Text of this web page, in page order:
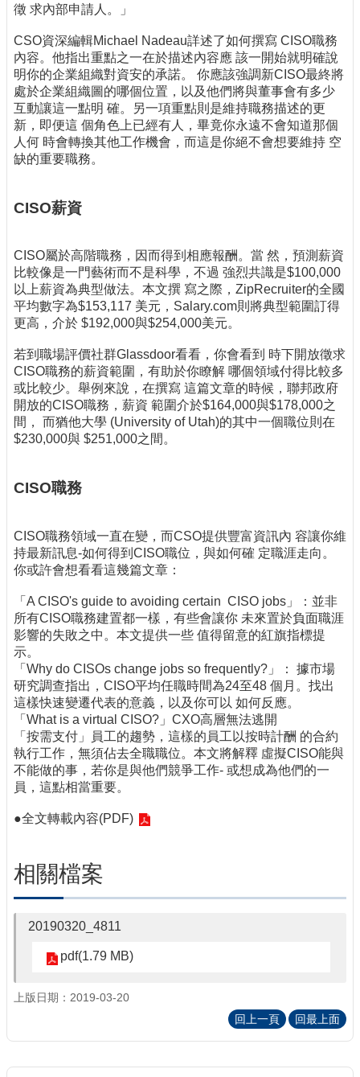
徵 求內部申請人。」
CSO資深編輯Michael Nadeau詳述了如何撰寫 CISO職務
內容。他指出重點之一在於描述內容應 該一開始就明確說
明你的企業組織對資安的承諾。 你應該強調新CISO最終將
處於企業組織圖的哪個位置，以及他們將與董事會有多少
互動讓這一點明 確。另一項重點則是維持職務描述的更
新，即便這 個角色上已經有人，畢竟你永遠不會知道那個
人何 時會轉換其他工作機會，而這是你絕不會想要維持 空
缺的重要職務。
CISO薪資
CISO屬於高階職務，因而得到相應報酬。當 然，預測薪資
比較像是一門藝術而不是科學，不過 強烈共識是$100,000
以上薪資為典型做法。本文撰 寫之際，ZipRecruiter的全國
平均數字為$153,117 美元，Salary.com則將典型範圍訂得
更高，介於 $192,000與$254,000美元。
若到職場評價社群Glassdoor看看，你會看到 時下開放徵求
CISO職務的薪資範圍，有助於你瞭解 哪個領域付得比較多
或比較少。舉例來說，在撰寫 這篇文章的時候，聯邦政府
開放的CISO職務，薪資 範圍介於$164,000與$178,000之
間， 而猶他大學 (University of Utah)的其中一個職位則在
$230,000與 $251,000之間。
CISO職務
CISO職務領域一直在變，而CSO提供豐富資訊內 容讓你維
持最新訊息-如何得到CISO職位，與如何確 定職涯走向。
你或許會想看看這幾篇文章：
「A CISO's guide to avoiding certain CISO jobs」：並非
所有CISO職務建置都一樣，有些會讓你 未來置於負面職涯
影響的失敗之中。本文提供一些 值得留意的紅旗指標提
示。
「Why do CISOs change jobs so frequently?」： 據市場
研究調查指出，CISO平均任職時間為24至48 個月。找出
這樣快速變遷代表的意義，以及你可以 如何反應。
「What is a virtual CISO?」CXO高層無法逃開
「按需支付」員工的趨勢，這樣的員工以按時計酬 的合約
執行工作，無須佔去全職職位。本文將解釋 虛擬CISO能與
不能做的事，若你是與他們競爭工作- 或想成為他們的一
員，這點相當重要。
●全文轉載內容(PDF)
相關檔案
20190320_4811
pdf(1.79 MB)
上版日期：2019-03-20
回上一頁
回最上面